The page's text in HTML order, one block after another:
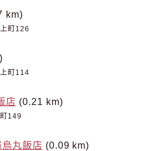
km)
町126
町114
店 (0.21 km)
149
丸飯店 (0.09 km)